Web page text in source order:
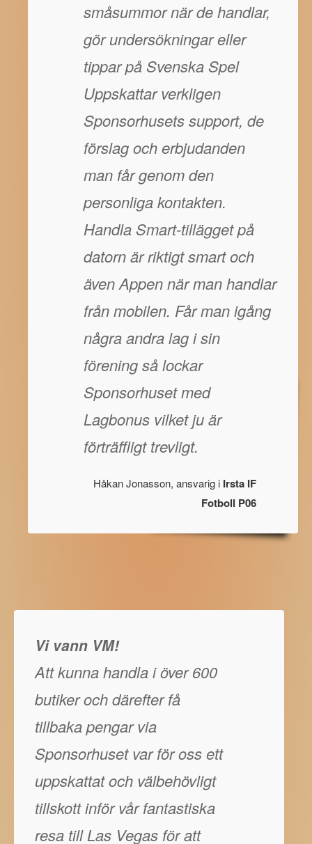
småsummor när de handlar,
gör undersökningar eller
tippar på Svenska Spel
Uppskattar verkligen
Sponsorhusets support, de
förslag och erbjudanden
man får genom den
personliga kontakten.
Handla Smart-tillägget på
datorn är riktigt smart och
även Appen när man handlar
från mobilen. Får man igång
några andra lag i sin
förening så lockar
Sponsorhuset med
Lagbonus vilket ju är
förträffligt trevligt.
Håkan Jonasson, ansvarig i Irsta IF
Fotboll P06
Vi vann VM!
Att kunna handla i över 600
butiker och därefter få
tillbaka pengar via
Sponsorhuset var för oss ett
uppskattat och välbehövligt
tillskott inför vår fantastiska
resa till Las Vegas för att